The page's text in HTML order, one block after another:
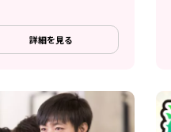
詳細を見る